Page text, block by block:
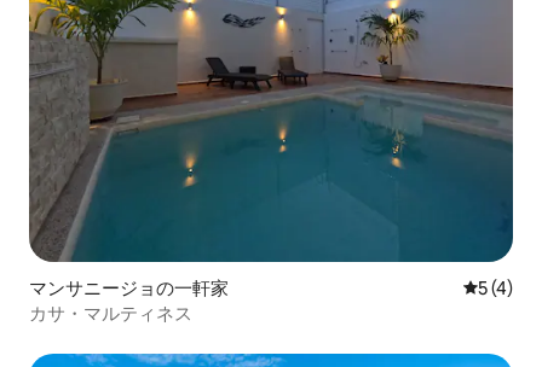
マンサニージョの一軒家 レビュー
5 (4)
カサ・マルティネス